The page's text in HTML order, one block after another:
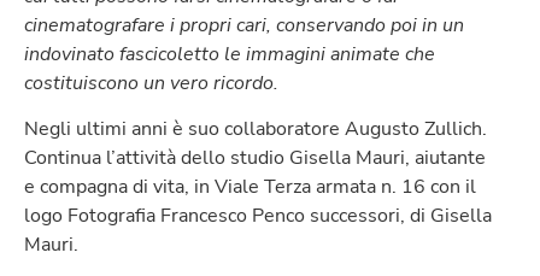
cinematografare i propri cari, conservando poi in un
indovinato fascicoletto le immagini animate che
costituiscono un vero ricordo.
Negli ultimi anni è suo collaboratore Augusto Zullich.
Continua l’attività dello studio Gisella Mauri, aiutante
e compagna di vita, in Viale Terza armata n. 16 con il
logo Fotografia Francesco Penco successori, di Gisella
Mauri.